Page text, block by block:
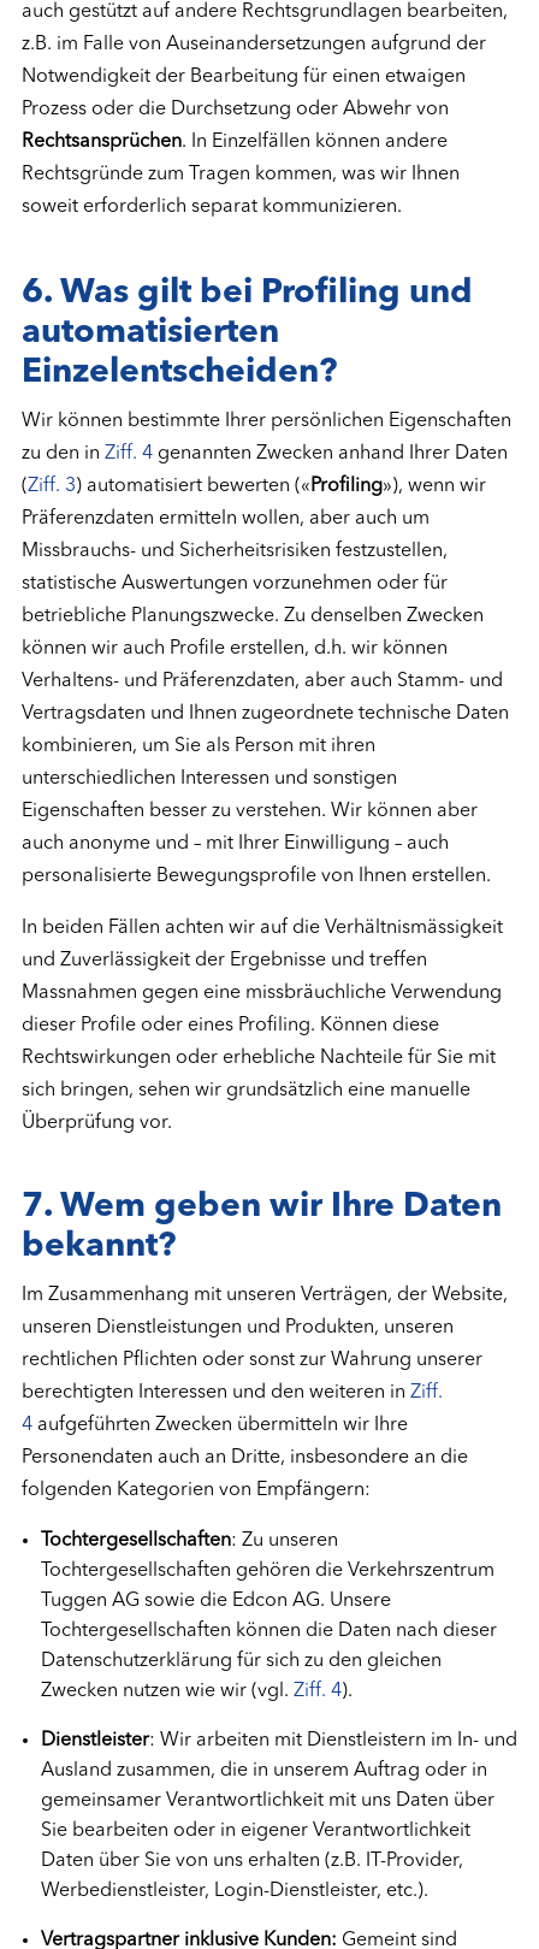
auch gestützt auf andere Rechtsgrundlagen bearbeiten,
z.B. im Falle von Auseinandersetzungen aufgrund der
Notwendigkeit der Bearbeitung für einen etwaigen
Prozess oder die Durchsetzung oder Abwehr von
Rechtsansprüchen. In Einzelfällen können andere
Rechtsgründe zum Tragen kommen, was wir Ihnen
soweit erforderlich separat kommunizieren.
6. Was gilt bei Profiling und
automatisierten
Einzelentscheiden?
Wir können bestimmte Ihrer persönlichen Eigenschaften
zu den in Ziff. 4genannten Zwecken anhand Ihrer Daten
(Ziff. 3) automatisiert bewerten (« Profiling»), wenn wir
Präferenzdaten ermitteln wollen, aber auch um
Missbrauchs- und Sicherheitsrisiken festzustellen,
statistische Auswertungen vorzunehmen oder für
betriebliche Planungszwecke. Zu denselben Zwecken
können wir auch Profile erstellen, d.h. wir können
Verhaltens- und Präferenzdaten, aber auch Stamm- und
Vertragsdaten und Ihnen zugeordnete technische Daten
kombinieren, um Sie als Person mit ihren
unterschiedlichen Interessen und sonstigen
Eigenschaften besser zu verstehen. Wir können aber
auch anonyme und – mit Ihrer Einwilligung – auch
personalisierte Bewegungsprofile von Ihnen erstellen.
In beiden Fällen achten wir auf die Verhältnismässigkeit
und Zuverlässigkeit der Ergebnisse und treffen
Massnahmen gegen eine missbräuchliche Verwendung
dieser Profile oder eines Profiling. Können diese
Rechtswirkungen oder erhebliche Nachteile für Sie mit
sich bringen, sehen wir grundsätzlich eine manuelle
Überprüfung vor.
7. Wem geben wir Ihre Daten
bekannt?
Im Zusammenhang mit unseren Verträgen, der Website,
unseren Dienstleistungen und Produkten, unseren
rechtlichen Pflichten oder sonst zur Wahrung unserer
berechtigten Interessen und den weiteren in Ziff.
4aufgeführten Zwecken übermitteln wir Ihre
Personendaten auch an Dritte, insbesondere an die
folgenden Kategorien von Empfängern:
Tochtergesellschaften: Zu unseren
Tochtergesellschaften gehören die Verkehrszentrum
Tuggen AG sowie die Edcon AG. Unsere
Tochtergesellschaften können die Daten nach dieser
Datenschutzerklärung für sich zu den gleichen
Zwecken nutzen wie wir (vgl. Ziff. 4).
Dienstleister: Wir arbeiten mit Dienstleistern im In- und
Ausland zusammen, die in unserem Auftrag oder in
gemeinsamer Verantwortlichkeit mit uns Daten über
Sie bearbeiten oder in eigener Verantwortlichkeit
Daten über Sie von uns erhalten (z.B. IT-Provider,
Werbedienstleister, Login-Dienstleister, etc.).
Vertragspartner inklusive Kunden: Gemeint sind